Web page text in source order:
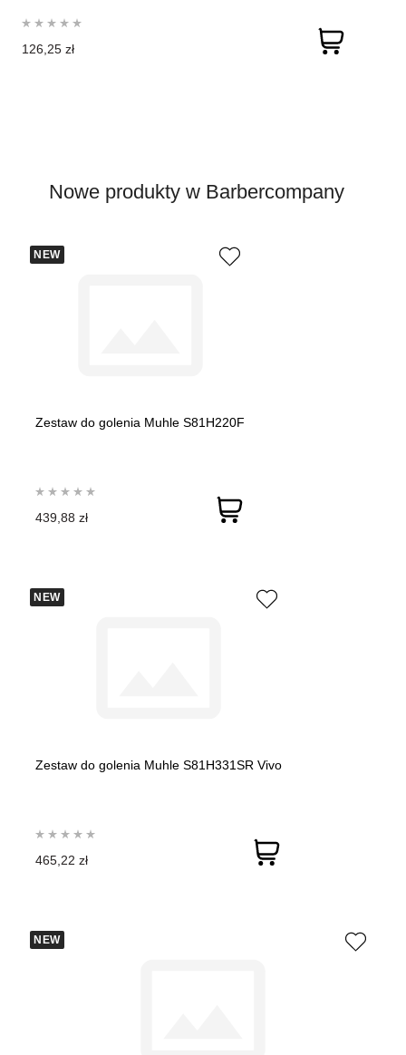
126,25 zł
Nowe produkty w Barbercompany
NEW
Zestaw do golenia Muhle S81H220F
439,88 zł
NEW
Zestaw do golenia Muhle S81H331SR Vivo
465,22 zł
NEW